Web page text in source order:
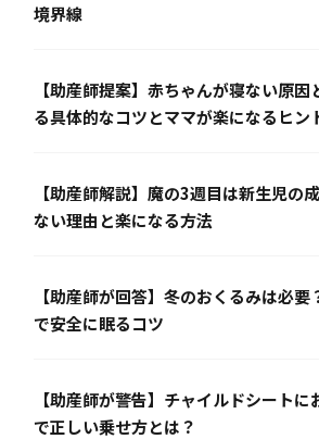
境界線
【助産師提案】赤ちゃんが寝ない原
る具体的なコツとママが楽になるヒン
【助産師解説】魔の3週目は新生児の
ない理由と楽になる方法
【助産師が回答】冬のおくるみは必
で安全に眠るコツ
【助産師が警告】チャイルドシート
で正しい乗せ方とは？